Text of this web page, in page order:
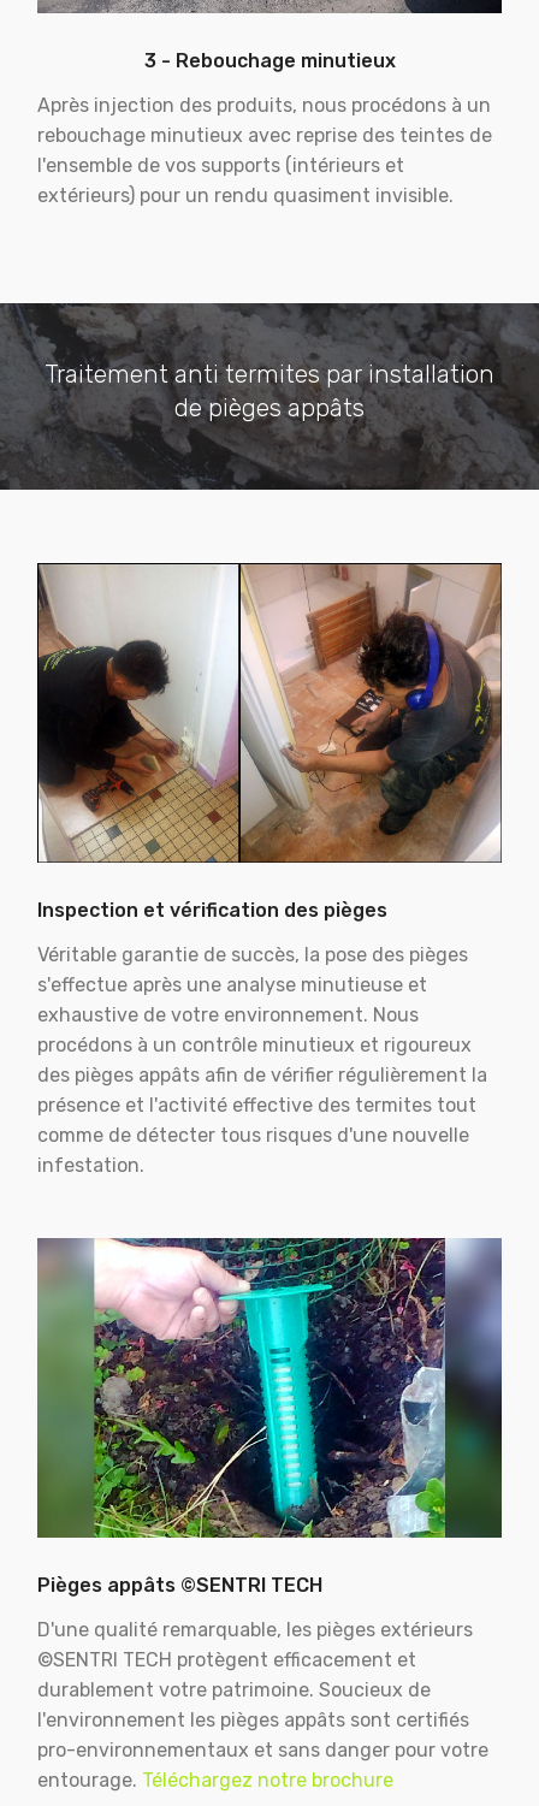
3 - Rebouchage minutieux
Après injection des produits, nous procédons à un
rebouchage minutieux avec reprise des teintes de
l'ensemble de vos supports (intérieurs et
extérieurs) pour un rendu quasiment invisible.
Traitement anti termites par installation
de pièges appâts
Inspection et vérification des pièges
Véritable garantie de succès, la pose des pièges
s'effectue après une analyse minutieuse et
exhaustive de votre environnement. Nous
procédons à un contrôle minutieux et rigoureux
des pièges appâts afin de vérifier régulièrement la
présence et l'activité effective des termites tout
comme de détecter tous risques d'une nouvelle
infestation.
Pièges appâts ©SENTRI TECH
D'une qualité remarquable, les pièges extérieurs
©SENTRI TECH protègent efficacement et
durablement votre patrimoine. Soucieux de
l'environnement les pièges appâts sont certifiés
pro-environnementaux et sans danger pour votre
entourage. Téléchargez notre brochure